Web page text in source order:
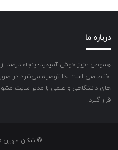
درباره ما
هموطن عزیز خوش آمیدید؛ پنجاه درصد
اختصاصی است لذا توصیه می‌شود در صورت
های دانشگاهی و علمی با مدیر سایت
قرار گیرد.
©اشکان مهین